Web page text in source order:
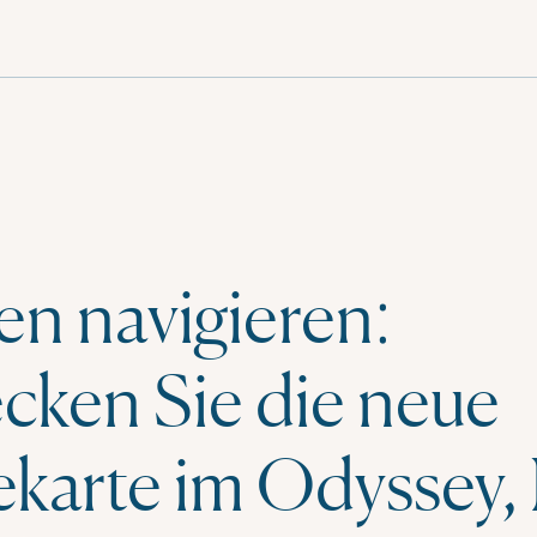
navigieren:
Sie die neue
im Odyssey,